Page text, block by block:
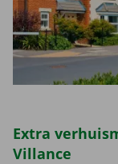
Extra
Villance